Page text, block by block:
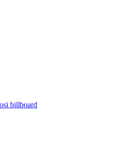
billboard